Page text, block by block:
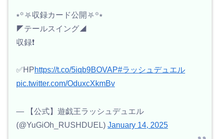
⭒꙳⛧収録カード公開⛧꙳⭒
◤テールスイング◢
収録❗️
✅HPhttps://t.co/5iqb9BOVAP#ラッシュデュエル
pic.twitter.com/OduxcXkmBv
— 【公式】遊戯王ラッシュデュエル
(@YuGiOh_RUSHDUEL) January 14, 2025